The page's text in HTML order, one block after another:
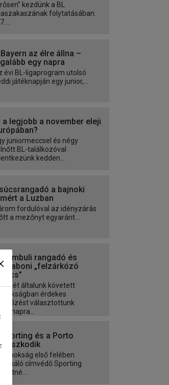
kezdünk a BL
folytatásában.
az élre állna –
egy napra
évi BL-ligaprogram utolsó
játéknapján egy junior,...
a legjobb a november eleji
juniormeccsel és négy
BL-találkozóval
kedden...
a bajnoki
a Luzban
fordulóval az idényzárás
a mezőnyt egyaránt...
rangadó és
„felzárkózó
általunk követett
érdekes
választottunk
Sporting és a Porto
bajnokság első felében
címvédő Sporting